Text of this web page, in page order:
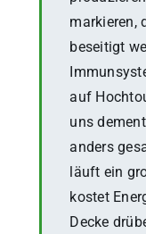
markieren,
beseitigt
auf
uns
anders
läuft ein
kostet
Decke